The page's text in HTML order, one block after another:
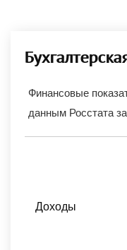
Финансовые
данным Росстата
Доходы